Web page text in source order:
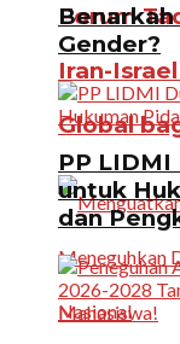
Forum
Iran-
Global
Gender?
PP LIDMI
untuk
dan